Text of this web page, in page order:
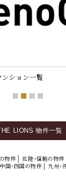
ンション一覧
LIONS物件一覧
物件 北陸・信越の物件
中国・四国の物件 九州・